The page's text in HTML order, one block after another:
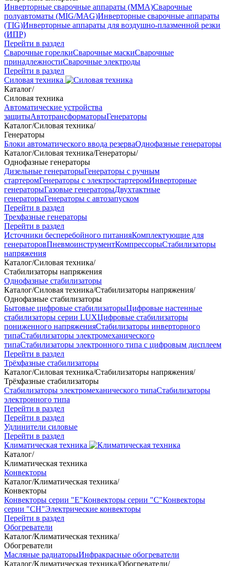
Инверторные сварочные аппараты (ММА)Сварочные
полуавтоматы (MIG/MAG)Инверторные сварочные аппараты
(TIG)Инверторные аппараты для воздушно-плазменной резки
(ИПР)
Перейти в раздел
Сварочные горелкиСварочные маскиСварочные
принадлежностиСварочные электроды
Перейти в раздел
Силовая техника
Каталог/
Силовая техника
Автоматические устройства
защитыАвтотрансформаторыГенераторы
Каталог/Силовая техника/
Генераторы
Блоки автоматического ввода резерваОднофазные генераторы
Каталог/Силовая техника/Генераторы/
Однофазные генераторы
Дизельные генераторыГенераторы с ручным
стартеромГенераторы с электростартеромИнверторные
генераторыГазовые генераторыДвухтактные
генераторыГенераторы с автозапуском
Перейти в раздел
Трехфазные генераторы
Перейти в раздел
Источники бесперебойного питанияКомплектующие для
генераторовПневмоинструментКомпрессорыСтабилизаторы
напряжения
Каталог/Силовая техника/
Стабилизаторы напряжения
Однофазные стабилизаторы
Каталог/Силовая техника/Стабилизаторы напряжения/
Однофазные стабилизаторы
Бытовые цифровые стабилизаторыЦифровые настенные
стабилизаторы серии LUXЦифровые стабилизаторы
пониженного напряженияСтабилизаторы инверторного
типаСтабилизаторы электромеханического
типаСтабилизаторы электронного типа с цифровым дисплеем
Перейти в раздел
Трёхфазные стабилизаторы
Каталог/Силовая техника/Стабилизаторы напряжения/
Трёхфазные стабилизаторы
Стабилизаторы электромеханического типаСтабилизаторы
электронного типа
Перейти в раздел
Перейти в раздел
Удлинители силовые
Перейти в раздел
Климатическая техника
Каталог/
Климатическая техника
Конвекторы
Каталог/Климатическая техника/
Конвекторы
Конвекторы серии "Е"Конвекторы серии "С"Конвекторы
серии "СН"Электрические конвекторы
Перейти в раздел
Обогреватели
Каталог/Климатическая техника/
Обогреватели
Масляные радиаторыИнфракрасные обогреватели
Каталог/Климатическая техника/Обогреватели/